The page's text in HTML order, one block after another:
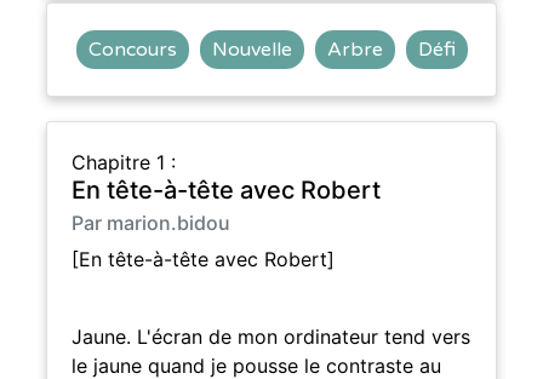
Concours Nouvelle Arbre Défi
Chapitre 1 :
En tête-à-tête avec Robert
Par marion.bidou
[En tête-à-tête avec Robert]
Jaune. L'écran de mon ordinateur tend vers
le jaune quand je pousse le contraste au